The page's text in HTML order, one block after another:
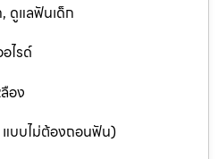
ดูแลฟันเด็ก
ไรด์
อง
บบไม่ต้องถอนฟัน)